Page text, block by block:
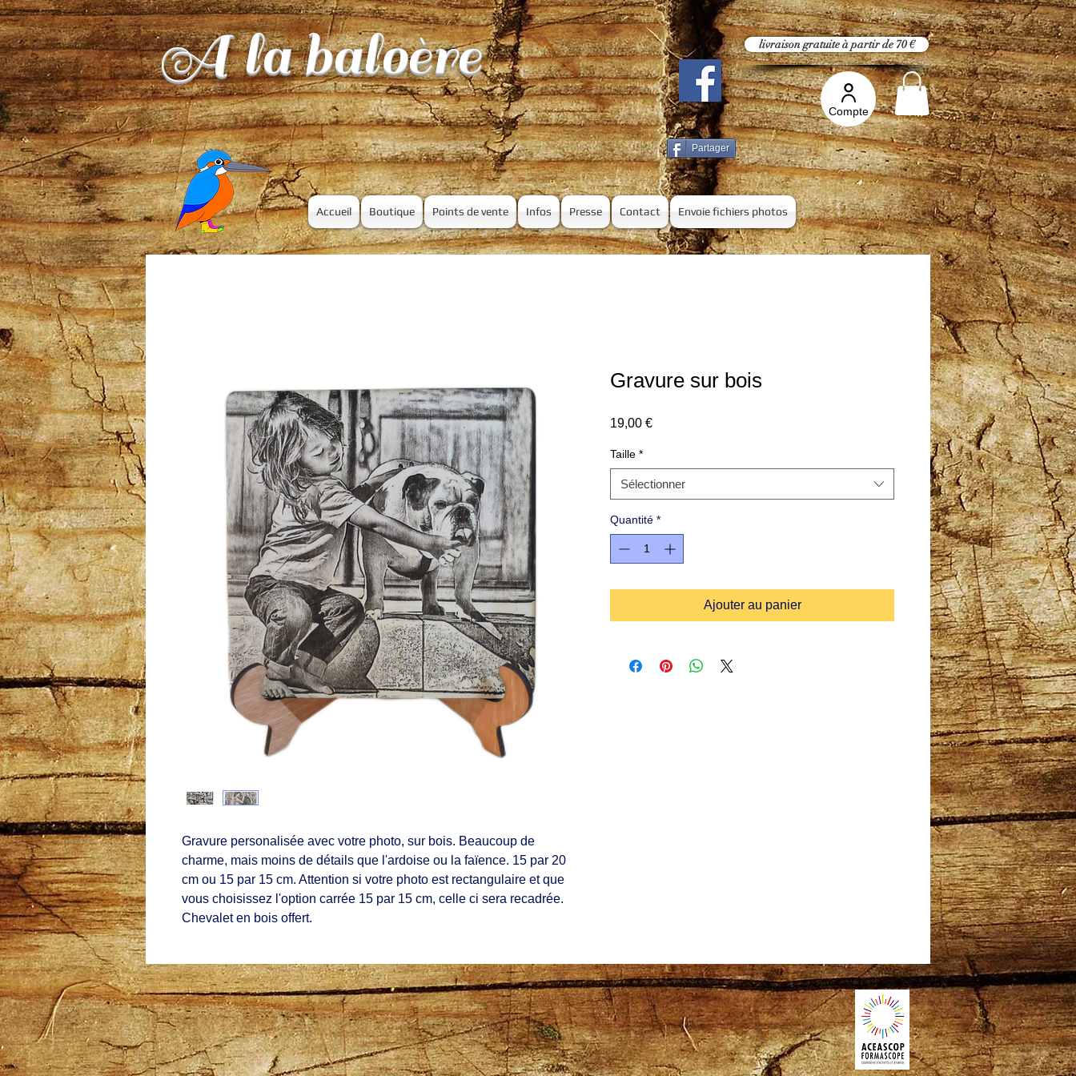
A la baloère livraison gratuite à partir de 70 €
Compte
Partager
Accueil Boutique Points de vente Infos Presse Contact Envoie fichiers photos
Gravure personalisée avec votre photo, sur bois. Beaucoup de
charme, mais moins de détails que l'ardoise ou la faïence. 15 par 20
cm ou 15 par 15 cm. Attention si votre photo est rectangulaire et que
vous choisissez l'option carrée 15 par 15 cm, celle ci sera recadrée.
Chevalet en bois offert.
Gravure sur bois
19,00 €Prix
Taille *
Sélectionner
Quantité *
Ajouter au panier